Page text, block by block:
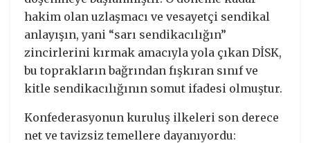
hakim olan uzlaşmacı ve vesayetçi sendikal
anlayışın, yani “sarı sendikacılığın”
zincirlerini kırmak amacıyla yola çıkan DİSK,
bu toprakların bağrından fışkıran sınıf ve
kitle sendikacılığının somut ifadesi olmuştur.
Konfederasyonun kuruluş ilkeleri son derece
net ve tavizsiz temellere dayanıyordu: